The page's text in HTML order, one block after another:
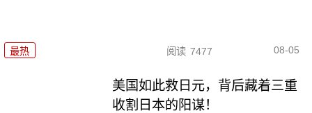
最热 阅读 7477 08-05
美国如此救日元，背后藏着三重
收割日本的阳谋！